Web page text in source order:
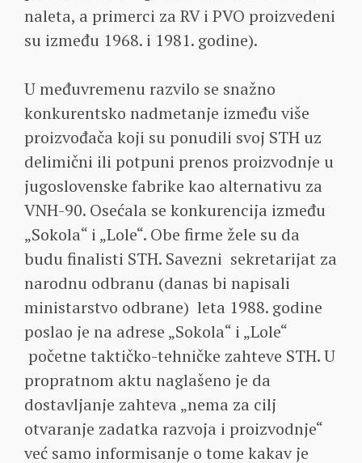
naleta, a primerci za RV i PVO proizvedeni
su između 1968. i 1981. godine).
U međuvremenu razvilo se snažno
konkurentsko nadmetanje između više
proizvođača koji su ponudili svoj STH uz
delimični ili potpuni prenos proizvodnje u
jugoslovenske fabrike kao alternativu za
VNH-90. Osećala se konkurencija između
„Sokola“ i „Lole“. Obe firme žele su da
budu finalisti STH. Savezni sekretarijat za
narodnu odbranu (danas bi napisali
ministarstvo odbrane) leta 1988. godine
poslao je na adrese „Sokola“ i „Lole“
početne taktičko-tehničke zahteve STH. U
propratnom aktu naglašeno je da
dostavljanje zahteva „nema za cilj
otvaranje zadatka razvoja i proizvodnje“
već samo informisanje o tome kakav je